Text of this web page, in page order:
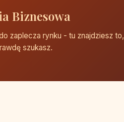
Biznesowa
zaplecza rynku - tu znajdziesz to,
szukasz.